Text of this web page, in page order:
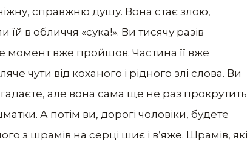
справжню душу. Вона стає злою,
в обличчя «сука!». Ви тисячу разів
момент вже пройшов. Частина її вже
чути від коханого і рідного злі слова. Ви
але вона сама ще не раз прокрутить
А потім ви, дорогі чоловіки, будете
з шрамів на серці шиє і в’яже. Шрамів, які